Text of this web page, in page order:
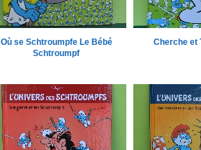
Où se Schtroumpfe Le Bébé
Schtroumpf
Cherche et